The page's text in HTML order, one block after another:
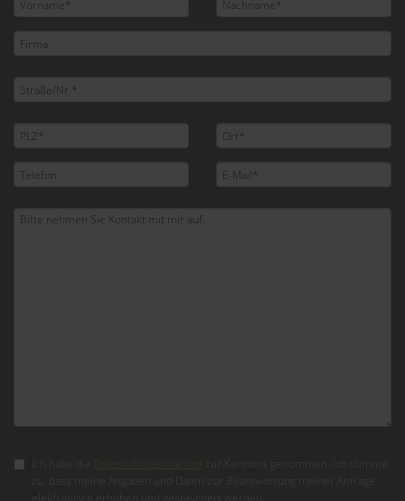
Ich habe die
zur Kenntnis genommen. Ich stimme
zu, dass meine Angaben und Daten zur Beantwortung meiner Anfrage
elektronisch erhoben und gespeichert werden.